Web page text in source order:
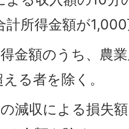
計所得金額が
金額のうち、農
る者を除く。
減収による損失